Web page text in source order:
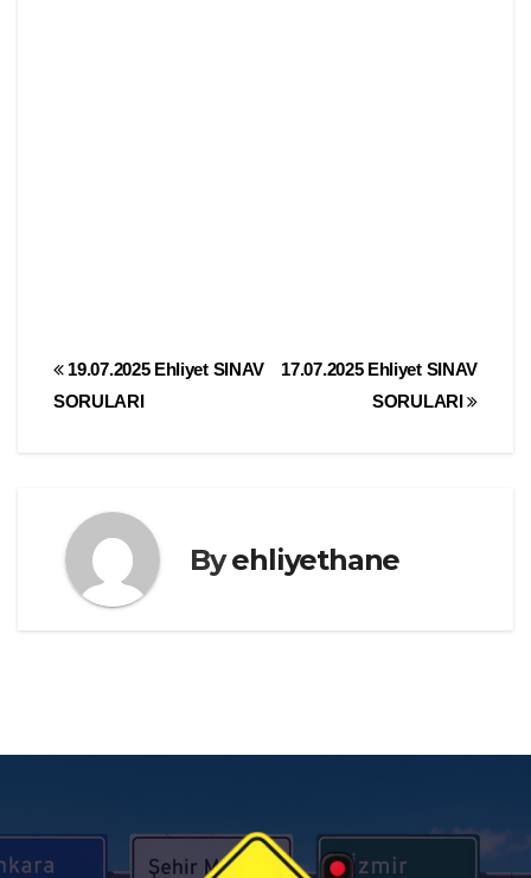
Yazı
17.07.2025 Ehliyet SINAV
SORULARI
19.07.2025 Ehliyet SINAV
SORULARI
Byehliyethane